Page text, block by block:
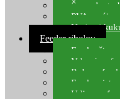
Šaranske
PVA vrećice
Umjetni
Feeder ribolov
Feeder
Vrhovi za
Role za feeder
Feeder
Udice za